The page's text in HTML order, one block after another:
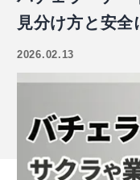
見分け方と安
2026.02.13